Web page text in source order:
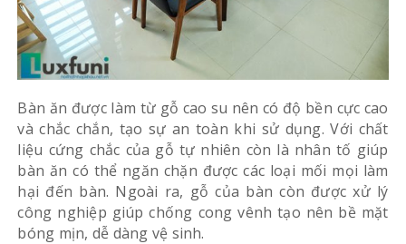
Bàn ăn được làm từ gỗ cao su nên có độ bền cực cao
và chắc chắn, tạo sự an toàn khi sử dụng. Với chất
liệu cứng chắc của gỗ tự nhiên còn là nhân tố giúp
bàn ăn có thể ngăn chặn được các loại mối mọi làm
hại đến bàn. Ngoài ra, gỗ của bàn còn được xử lý
công nghiệp giúp chống cong vênh tạo nên bề mặt
bóng mịn, dễ dàng vệ sinh.